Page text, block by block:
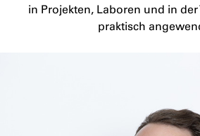
in Projekten, Laboren und in
praktisch